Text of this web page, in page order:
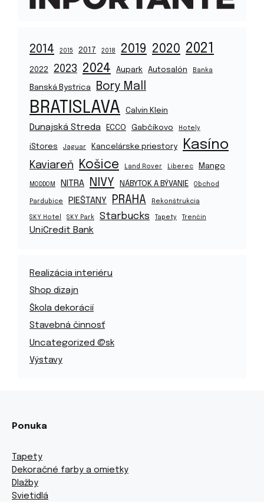
2014 2015 2017 2018 2019 2020 2021
2022 2023 2024 Aupark Autosalón Banka
Banská Bystrica Bory Mall
BRATISLAVA Calvin Klein
Dunajská Streda ECCO Gabčíkovo Hotely
iStores Jaguar Kancelárske priestory Kasíno
Kaviareň Košice Land Rover Liberec Mango
MODDOM NITRA NIVY NÁBYTOK A BÝVANIE Obchod
Pardubice PIEŠTANY PRAHA Rekonštrukcia
SKY Hotel SKY Park Starbucks Tapety Trenčín
UniCredit Bank
Realizácia interiéru
Shop dizajn
Škola dekorácií
Stavebná činnosť
Uncategorized @sk
Výstavy
Ponuka
Tapety
Dekoračné farby a omietky
Dlažby
Svietidlá